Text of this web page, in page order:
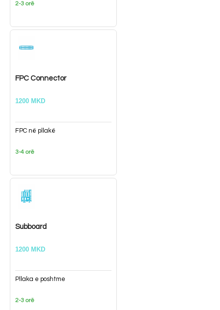
2-3 orë
FPC Connector
1200 MKD
FPC në pllakë
3-4 orë
Subboard
1200 MKD
Pllaka e poshtme
2-3 orë